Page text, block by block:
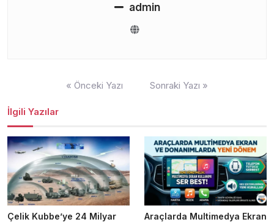
admin
« Önceki Yazı Sonraki Yazı »
İlgili Yazılar
Çelik Kubbe’ye 24 Milyar
Araçlarda Multimedya Ekran